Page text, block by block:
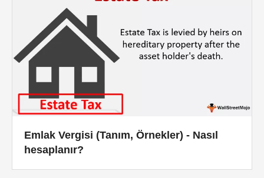
Emlak Vergisi (Tanım, Örnekler) - Nasıl
hesaplanır?